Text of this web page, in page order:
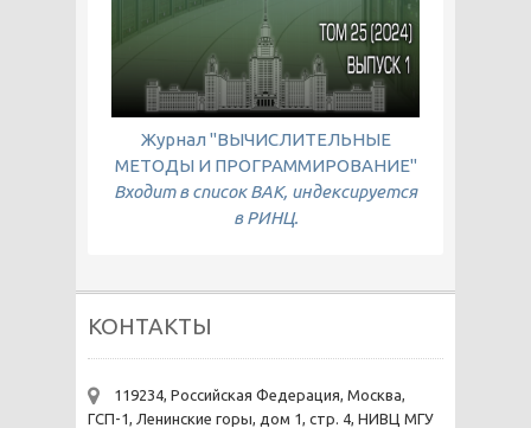
Журнал "ВЫЧИСЛИТЕЛЬНЫЕ
МЕТОДЫ И ПРОГРАММИРОВАНИЕ"
Входит в список ВАК, индексируется
в РИНЦ.
КОНТАКТЫ
119234, Российская Федерация, Москва,
ГСП-1, Ленинские горы, дом 1, стр. 4, НИВЦ МГУ